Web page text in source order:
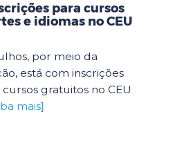
para cursos
e idiomas no CEU
por meio da
está com inscrições
gratuitos no CEU
mais]